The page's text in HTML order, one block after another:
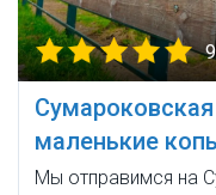
маленькие
Мы отправимся на